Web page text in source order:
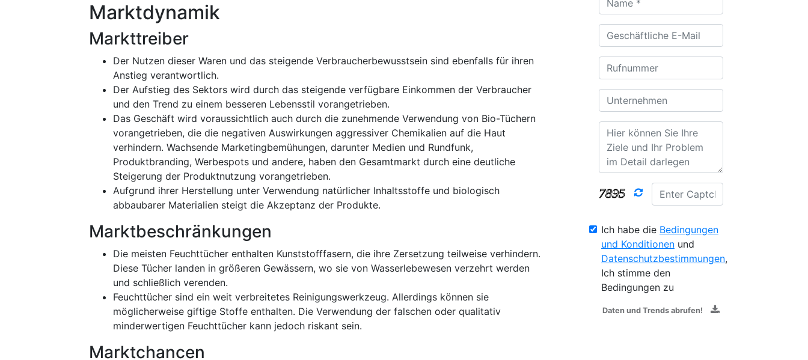
Marktdynamik
Markttreiber
Der Nutzen dieser Waren und das steigende Verbraucherbewusstsein sind ebenfalls für ihren
Anstieg verantwortlich.
Der Aufstieg des Sektors wird durch das steigende verfügbare Einkommen der Verbraucher
und den Trend zu einem besseren Lebensstil vorangetrieben.
Das Geschäft wird voraussichtlich auch durch die zunehmende Verwendung von Bio-Tüchern
vorangetrieben, die die negativen Auswirkungen aggressiver Chemikalien auf die Haut
verhindern. Wachsende Marketingbemühungen, darunter Medien und Rundfunk,
Produktbranding, Werbespots und andere, haben den Gesamtmarkt durch eine deutliche
Steigerung der Produktnutzung vorangetrieben.
Aufgrund ihrer Herstellung unter Verwendung natürlicher Inhaltsstoffe und biologisch
abbaubarer Materialien steigt die Akzeptanz der Produkte.
Marktbeschränkungen
Die meisten Feuchttücher enthalten Kunststofffasern, die ihre Zersetzung teilweise verhindern.
Diese Tücher landen in größeren Gewässern, wo sie von Wasserlebewesen verzehrt werden
und schließlich verenden.
Feuchttücher sind ein weit verbreitetes Reinigungswerkzeug. Allerdings können sie
möglicherweise giftige Stoffe enthalten. Die Verwendung der falschen oder qualitativ
minderwertigen Feuchttücher kann jedoch riskant sein.
Marktchancen
Ich habe die Bedingungen
und Konditionen und
Datenschutzbestimmungen,
Ich stimme den
Bedingungen zu
Daten und Trends abrufen!